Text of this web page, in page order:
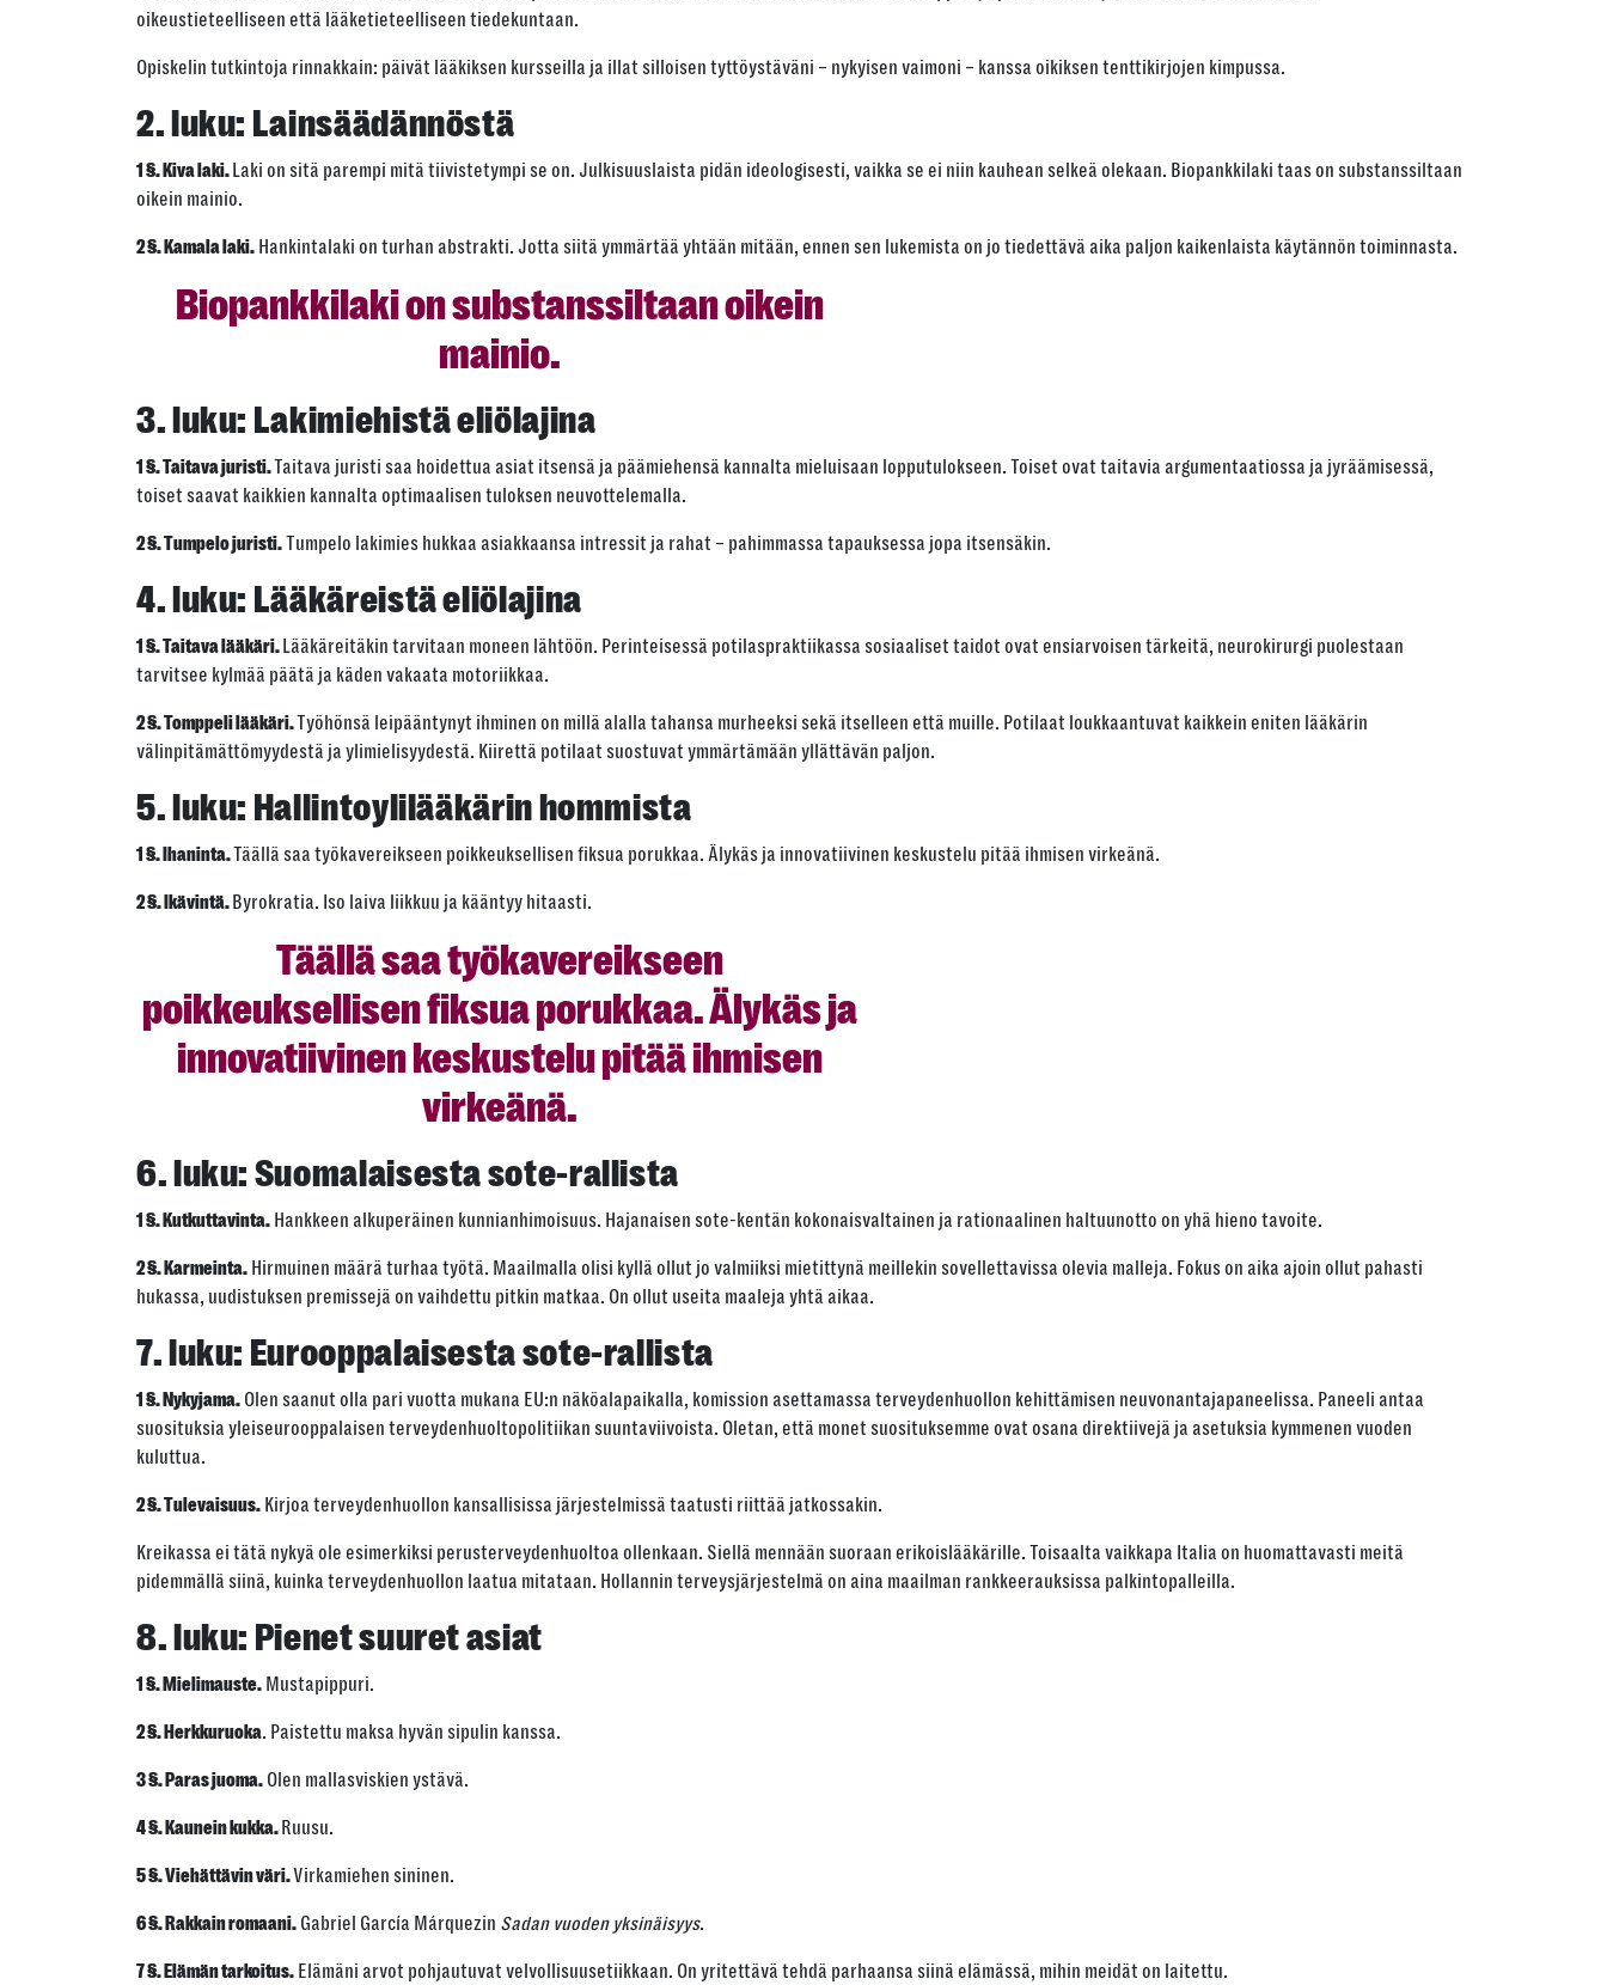
oikeustieteelliseen että lääketieteelliseen tiedekuntaan.
Opiskelin tutkintoja rinnakkain: päivät lääkiksen kursseilla ja illat silloisen tyttöystäväni – nykyisen vaimoni – kanssa oikiksen tenttikirjojen kimpussa.
2. luku: Lainsäädännöstä
1 §. Kiva laki.Laki on sitä parempi mitä tiivistetympi se on. Julkisuuslaista pidän ideologisesti, vaikka se ei niin kauhean selkeä olekaan. Biopankkilaki taas on substanssiltaan
oikein mainio.
2 §. Kamala laki. Hankintalaki on turhan abstrakti. Jotta siitä ymmärtää yhtään mitään, ennen sen lukemista on jo tiedettävä aika paljon kaikenlaista käytännön toiminnasta.
Biopankkilaki on substanssiltaan oikein
mainio.
3. luku: Lakimiehistä eliölajina
1 §. Taitava juristi.Taitava juristi saa hoidettua asiat itsensä ja päämiehensä kannalta mieluisaan lopputulokseen. Toiset ovat taitavia argumentaatiossa ja jyräämisessä,
toiset saavat kaikkien kannalta optimaalisen tuloksen neuvottelemalla.
2 §. Tumpelo juristi.Tumpelo lakimies hukkaa asiakkaansa intressit ja rahat – pahimmassa tapauksessa jopa itsensäkin.
4. luku: Lääkäreistä eliölajina
1 §. Taitava lääkäri.Lääkäreitäkin tarvitaan moneen lähtöön. Perinteisessä potilaspraktiikassa sosiaaliset taidot ovat ensiarvoisen tärkeitä, neurokirurgi puolestaan
tarvitsee kylmää päätä ja käden vakaata motoriikkaa.
2 §. Tomppeli lääkäri.Työhönsä leipääntynyt ihminen on millä alalla tahansa murheeksi sekä itselleen että muille. Potilaat loukkaantuvat kaikkein eniten lääkärin
välinpitämättömyydestä ja ylimielisyydestä. Kiirettä potilaat suostuvat ymmärtämään yllättävän paljon.
5. luku: Hallintoylilääkärin hommista
1 §. Ihaninta.Täällä saa työkavereikseen poikkeuksellisen fiksua porukkaa. Älykäs ja innovatiivinen keskustelu pitää ihmisen virkeänä.
2 §. Ikävintä.Byrokratia. Iso laiva liikkuu ja kääntyy hitaasti.
Täällä saa työkavereikseen
poikkeuksellisen fiksua porukkaa. Älykäs ja
innovatiivinen keskustelu pitää ihmisen
virkeänä.
6. luku:Suomalaisesta sote-rallista
1 §. Kutkuttavinta. Hankkeen alkuperäinen kunnianhimoisuus. Hajanaisen sote-kentän kokonaisvaltainen ja rationaalinen haltuunotto on yhä hieno tavoite.
2 §. Karmeinta. Hirmuinen määrä turhaa työtä. Maailmalla olisi kyllä ollut jo valmiiksi mietittynä meillekin sovellettavissa olevia malleja. Fokus on aika ajoin ollut pahasti
hukassa, uudistuksen premissejä on vaihdettu pitkin matkaa. On ollut useita maaleja yhtä aikaa.
7. luku: Eurooppalaisesta sote-rallista
1 §. Nykyjama. Olen saanut olla pari vuotta mukana EU:n näköalapaikalla, komission asettamassa terveydenhuollon kehittämisen neuvonantajapaneelissa. Paneeli antaa
suosituksia yleiseurooppalaisen terveydenhuoltopolitiikan suuntaviivoista. Oletan, että monet suosituksemme ovat osana direktiivejä ja asetuksia kymmenen vuoden
kuluttua.
2 §. Tulevaisuus. Kirjoa terveydenhuollon kansallisissa järjestelmissä taatusti riittää jatkossakin.
Kreikassa ei tätä nykyä ole esimerkiksi perusterveydenhuoltoa ollenkaan. Siellä mennään suoraan erikoislääkärille. Toisaalta vaikkapa Italia on huomattavasti meitä
pidemmällä siinä, kuinka terveydenhuollon laatua mitataan. Hollannin terveysjärjestelmä on aina maailman rankkeerauksissa palkintopalleilla.
8. luku: Pienet suuret asiat
1 §. Mielimauste. Mustapippuri.
2 §. Herkkuruoka. Paistettu maksa hyvän sipulin kanssa.
3 §. Paras juoma. Olen mallasviskien ystävä.
4 §. Kaunein kukka.Ruusu.
5 §. Viehättävin väri.Virkamiehen sininen.
6 §. Rakkain romaani. Gabriel García Márquezin Sadan vuoden yksinäisyys.
7 §. Elämän tarkoitus. Elämäni arvot pohjautuvat velvollisuusetiikkaan. On yritettävä tehdä parhaansa siinä elämässä, mihin meidät on laitettu.